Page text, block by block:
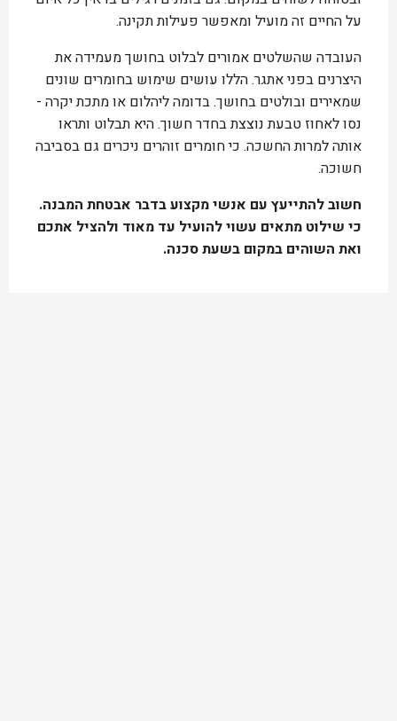
על החיים זה מועיל ומאפשר פעילות תקינה.
העובדה שהשלטים אמורים לבלוט בחושך מעמידה את
היצרנים בפני אתגר. הללו עושים שימוש בחומרים שונים
שמאירים ובולטים בחושך. בדומה ליהלום או מתכת יקרה -
נסו לאחוז טבעת נוצצת בחדר חשוך. היא תבלוט ותראו
אותה למרות החשכה. כי חומרים זוהרים ניכרים גם בסביבה
חשוכה.
חשוב להתייעץ עם אנשי מקצוע בדבר אבטחת המבנה.
כי שילוט מתאים עשוי להועיל עד מאוד ולהציל אתכם
ואת השוהים במקום בשעת סכנה.